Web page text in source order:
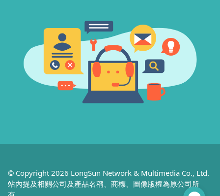
© Copyright 2026 LongSun Network & Multimedia Co., Ltd.
站內提及相關公司及產品名稱、商標、圖像版權為原公司所